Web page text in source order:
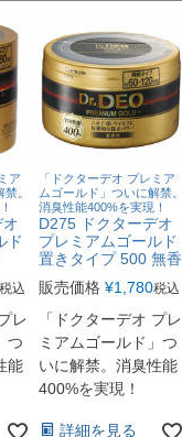
ア
。
ド
税込
レ
つ
能
「ドクターデオ プレミア
ムゴールド」ついに解禁。
消臭性能400%を実現！
D275 ドクターデオ
プレミアムゴールド
置きタイプ 500 無香
販売価格 ¥1,780税込
「ドクターデオ プレ
ミアムゴールド」つ
いに解禁。消臭性能
400%を実現！
詳細を見る